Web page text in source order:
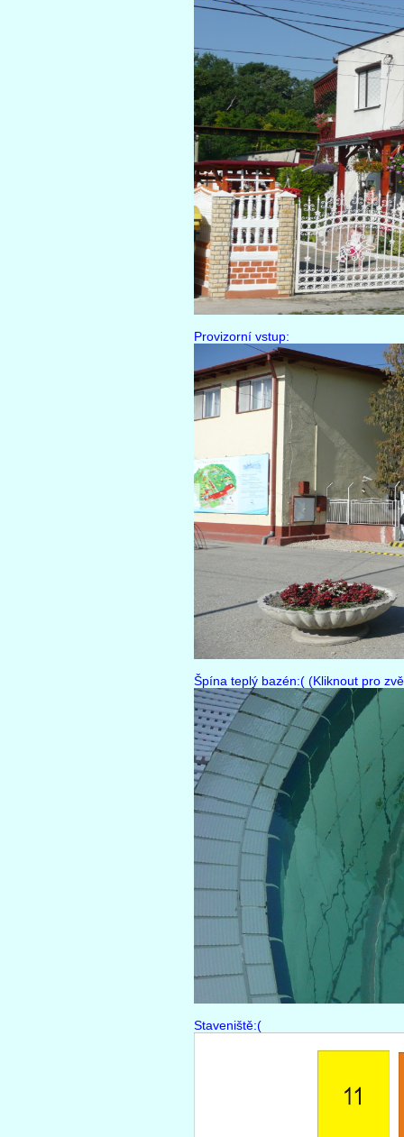
Provizorní vstup:
Špína teplý bazén:( (Kliknout pro
Staveniště:(